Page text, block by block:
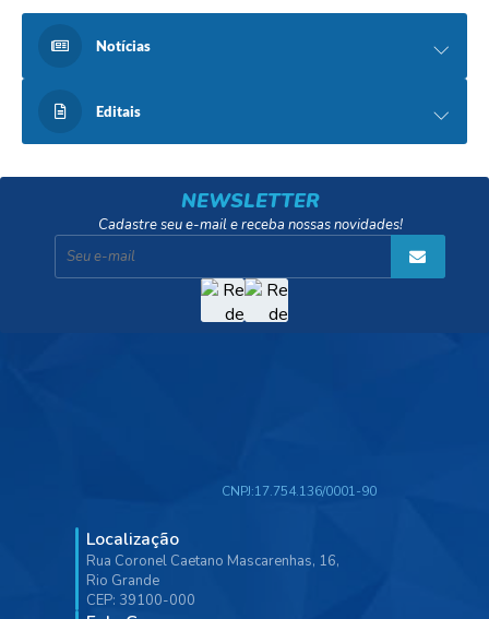
Notícias
Editais
NEWSLETTER
Cadastre seu e-mail e receba nossas novidades!
Localização
Rua Coronel Caetano Mascarenhas, 16,
Rio Grande
CEP: 39100-000
CNPJ:17.754.136/0001-90